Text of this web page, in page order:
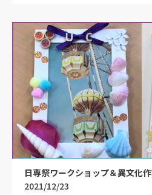
日専祭ワークショップ＆異文化
2021/12/23